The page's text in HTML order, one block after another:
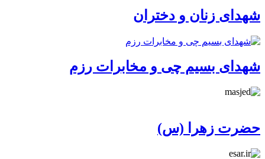
شهدای زنان و دختران
شهدای بسیم چی و مخابرات رزم
حضرت زهرا (س)